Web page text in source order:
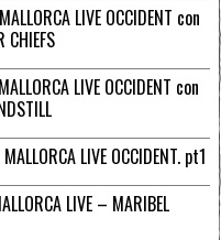
LIVE OCCIDENT con
CHIEFS
LIVE OCCIDENT con
LIVE OCCIDENT. pt1
LIVE – MARIBEL